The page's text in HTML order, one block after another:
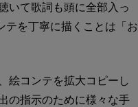
いて歌詞も頭に全部入っ
テを丁寧に描くことは「お
絵コンテを拡大コピーし
の指示のために様々な手